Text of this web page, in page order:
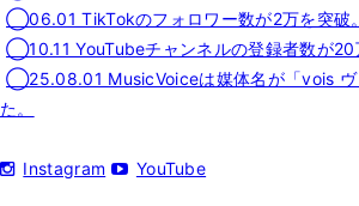
◯06.01 TikTokのフォロワー数が2万を突破。
◯10.11 YouTubeチャンネルの登録者数が20
◯25.08.01 MusicVoiceは媒体名が「vois ヴ
た。
Instagram YouTube